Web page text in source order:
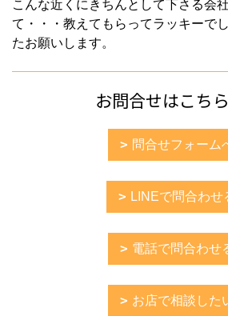
こんな近くにきちんとして下さる会
て・・・教えてもらってラッキーで
たお願いします。
お問合せはこち
問合せフォーム
LINEで問合わせ
電話で問合わせ
お店で相談した